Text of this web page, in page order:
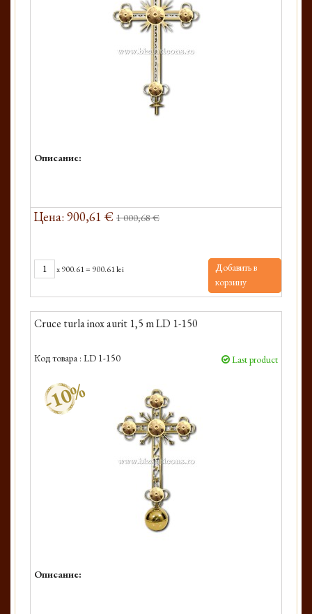
Описание:
Цена: 900,61 € 1 000,68 €
x900.61= 900.61 lei
Добавить в
корзину
Cruce turla inox aurit 1,5 m LD 1-150
Код товара : LD 1-150 Last product
-10%
Описание: